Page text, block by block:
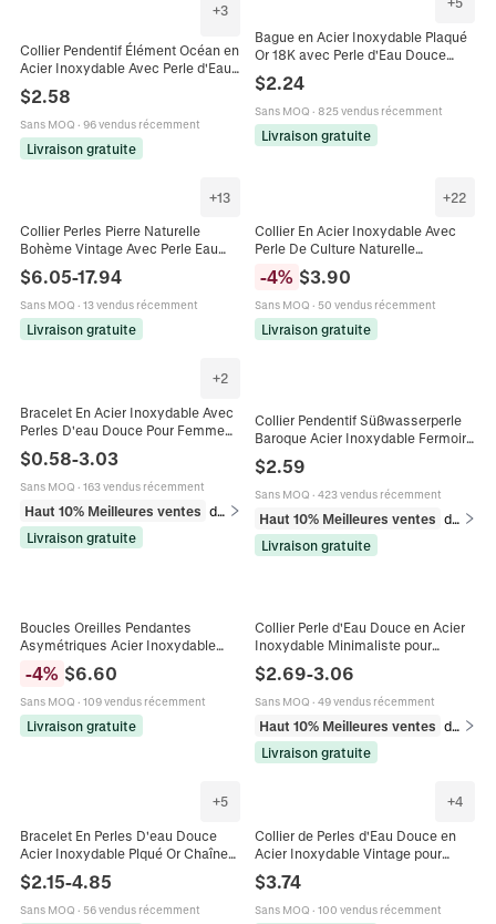
+3
Collier Pendentif Élément Océan en
Acier Inoxydable Avec Perle d'Eau
Coquillage Tortue Hippocampe
Bijoux Femme
$2.58
Sans MOQ · 96 vendus récemment
Livraison gratuite
Bague en Acier Inoxydable Plaqué
Or 18K avec Perle d'Eau Douce
Mode Minimaliste
$2.24
Sans MOQ · 825 vendus récemment
Livraison gratuite
+13
Collier Perles Pierre Naturelle
Bohème Vintage Avec Perle Eau
Douce Et Chaîne Acier Inoxydable
Bijoux Femmes
$6.05-17.94
Sans MOQ · 13 vendus récemment
Livraison gratuite
+22
Collier En Acier Inoxydable Avec
Perle De Culture Naturelle
Pendentif Cœur Lettre Initiale
Chaîne Serpent Doré Femme
-4% $3.90
Sans MOQ · 50 vendus récemment
Livraison gratuite
+2
Bracelet En Acier Inoxydable Avec
Perles D'eau Douce Pour Femme
Imperméables
$0.58-3.03
Sans MOQ · 163 vendus récemment
Haut 10% Meilleures ventes
dans Bracelets
Livraison gratuite
Collier Pendentif Süßwasserperle
Baroque Acier Inoxydable Fermoir
À Bascule Élégante Chaîne Dorée
Bijoux Pour Femmes
$2.59
Sans MOQ · 423 vendus récemment
Haut 10% Meilleures ventes
dans Colliers
Livraison gratuite
Boucles Oreilles Pendantes
Asymétriques Acier Inoxydable
Perle Eau Douce Zircon Étoile Huit
Branches Chaîne Femmes
-4% $6.60
Sans MOQ · 109 vendus récemment
Livraison gratuite
Collier Perle d'Eau Douce en Acier
Inoxydable Minimaliste pour
Femme Pendentif Barre Sourire
Plaqué Or 14K Bijoux
$2.69-3.06
Sans MOQ · 49 vendus récemment
Haut 10% Meilleures ventes
dans Colliers
Livraison gratuite
+5
Bracelet En Perles D'eau Douce
Acier Inoxydable Plqué Or Chaîne
Vintage Français Femmes
$2.15-4.85
Sans MOQ · 56 vendus récemment
+4
Collier de Perles d'Eau Douce en
Acier Inoxydable Vintage pour
Main en Cristal Artificiel Facetté
Bleu
$3.74
Sans MOQ · 100 vendus récemment